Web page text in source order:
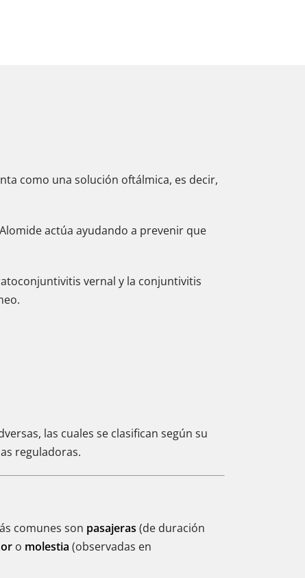
como una solución oftálmica, es decir,
actúa ayudando a prevenir que
vernal y la conjuntivitis
las cuales se clasifican según su
reguladoras.
comunes son pasajeras (de duración
o molestia (observadas en